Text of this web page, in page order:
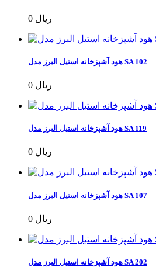
0 ریال
هود آشپزخانه استیل البرز مدل SA 102
0 ریال
هود آشپزخانه استیل البرز مدل SA 119
0 ریال
هود آشپزخانه استیل البرز مدل SA 107
0 ریال
هود آشپزخانه استیل البرز مدل SA 202